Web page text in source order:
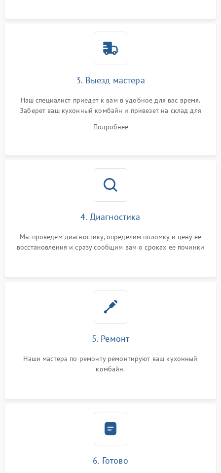
3. Выезд мастера
Наш специалист приедет к вам в удобное для вас время.
Заберет ваш кухонный комбайн и привезет на склад для
Подробнее
4. Диагностика
Мы проведем диагностику, определим поломку и цену ее
восстановления и сразу сообщим вам о сроках ее починки
5. Ремонт
Наши мастера по ремонту ремонтируют ваш кухонный
комбайн.
6. Готово